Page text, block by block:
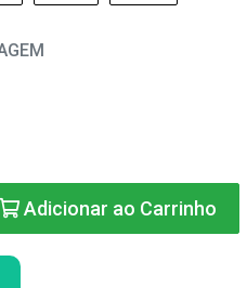
Adicionar ao Carrinho